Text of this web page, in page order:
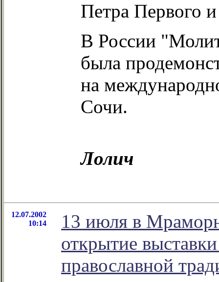
Петра Первого
В России
была
на
Сочи.
Лолич
12.07.2002
10:14
13 июля в
открытие
православной